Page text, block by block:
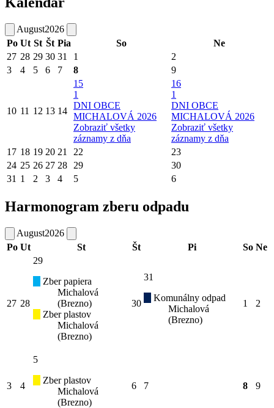
August2026
Po Ut St Št Pia So
Ne
27 28 29 30 31 1
2
3
4 5 6 7 8 9
10 11 12 13 14
15
1
DNI OBCE
MICHALOVÁ 2026
Zobraziť všetky
záznamy z dňa
16
1
DNI OBCE
MICHALOVÁ 2026
Zobraziť všetky
záznamy z dňa
17 18 19 20 21 22
23
24 25 26 27 28 29
30
31 1 2 3 4 5 6
Harmonogram zberu odpadu
August2026
Po Ut St Št Pi So Ne
27 28
29
Zber papiera
Michalová
(Brezno)
Zber plastov
Michalová
(Brezno)
30
31
Komunálny odpad
Michalová
(Brezno)
1 2
3 4
5
Zber plastov
Michalová
(Brezno)
6 7 8 9